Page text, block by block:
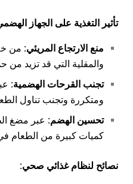
تأثير التغذية على الجهاز
منع الارتجاع المريئي: من
والمقلية التي قد تزيد من
تجنب القرحات الهضمية:
ومتكررة وتجنب تناول
تحسين الهضم: عبر مضغ
كميات كبيرة من الطعام
نصائح لنظام غذائي صحي: